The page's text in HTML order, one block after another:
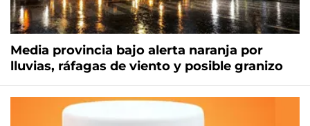
Media provincia bajo alerta naranja por
lluvias, ráfagas de viento y posible granizo